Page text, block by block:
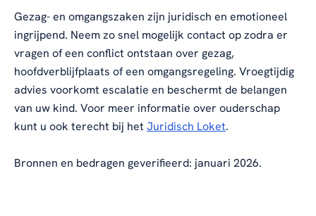
Gezag- en omgangszaken zijn juridisch en emotioneel
ingrijpend. Neem zo snel mogelijk contact op zodra er
vragen of een conflict ontstaan over gezag,
hoofdverblijfplaats of een omgangsregeling. Vroegtijdig
advies voorkomt escalatie en beschermt de belangen
van uw kind. Voor meer informatie over ouderschap
kunt u ook terecht bij het Juridisch Loket.
Bronnen en bedragen geverifieerd: januari 2026.